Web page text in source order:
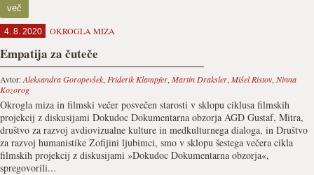
več
4. 8. 2020 OKROGLA MIZA
Empatija za čuteče
Avtor:Aleksandra Goropevšek, Friderik Klampfer, Martin Draksler, Mišel Ristov, Ninna
Kozorog
Okrogla miza in filmski večer posvečen starosti v sklopu ciklusa filmskih
projekcij z diskusijami Dokudoc Dokumentarna obzorja AGD Gustaf, Mitra,
društvo za razvoj avdiovizualne kulture in medkulturnega dialoga, in Društvo
za razvoj humanistike Zofijini ljubimci, smo v sklopu šestega večera cikla
filmskih projekcij z diskusijami »Dokudoc Dokumentarna obzorja«,
spregovorili...